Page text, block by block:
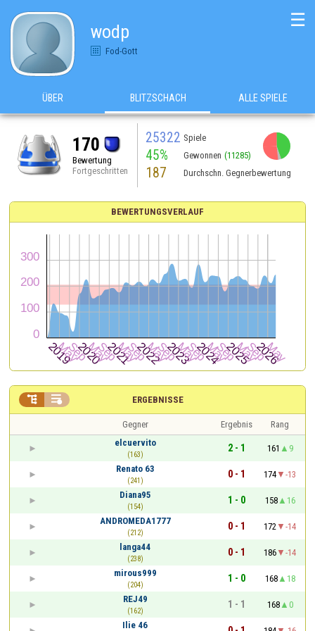
wodp
Fod-Gott
☰
ÜBER BLITZSCHACH ALLE SPIELE
170
Bewertung
Fortgeschritten
25322 Spiele
45% Gewonnen (11285)
187 Durchschn. Gegnerbewertung
BEWERTUNGSVERLAUF
ERGEBNISSE
 
Gegner Ergebnis
Rang
elcuervito
(163)
2 - 1 161
9
Renato 63
(241)
0 - 1 174
-13
Diana95
(154)
1 - 0 158
16
ANDROMEDA1777
(212)
0 - 1 172
-14
langa44
(238)
0 - 1 186
-14
mirous999
(204)
1 - 0 168
18
REJ49
(162)
1 - 1 168
0
Ilie 46